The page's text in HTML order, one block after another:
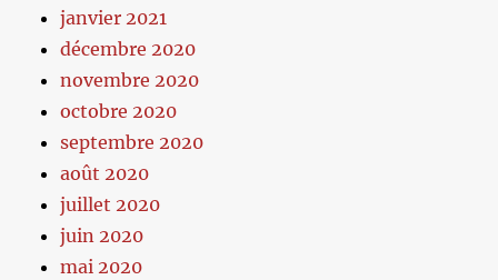
janvier 2021
décembre 2020
novembre 2020
octobre 2020
septembre 2020
août 2020
juillet 2020
juin 2020
mai 2020